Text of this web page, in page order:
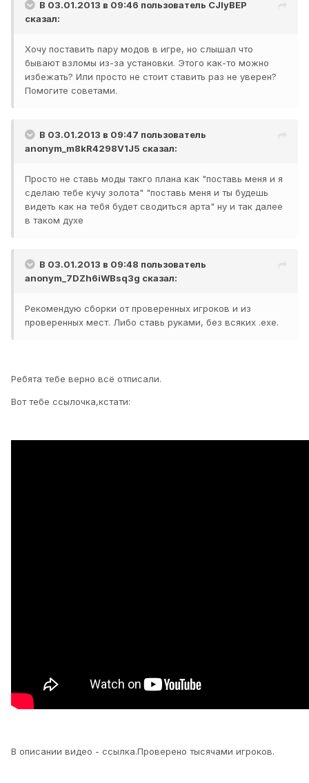
В 03.01.2013 в 09:46 пользователь CJIyBEP
сказал:
Хочу поставить пару модов в игре, но слышал что
бывают взломы из-за установки. Этого как-то можно
избежать? Или просто не стоит ставить раз не уверен?
Помогите советами.
В 03.01.2013 в 09:47 пользователь
anonym_m8kR4298V1J5 сказал:
Просто не ставь моды такго плана как "поставь меня и я
сделаю тебе кучу золота" "поставь меня и ты будешь
видеть как на тебя будет сводиться арта" ну и так далее
в таком духе
В 03.01.2013 в 09:48 пользователь
anonym_7DZh6iWBsq3g сказал:
Рекомендую сборки от проверенных игроков и из
проверенных мест. Либо ставь руками, без всяких .exe.
Ребята тебе верно всё отписали.
Вот тебе ссылочка,кстати:
В описании видео - ссылка.Проверено тысячами игроков.